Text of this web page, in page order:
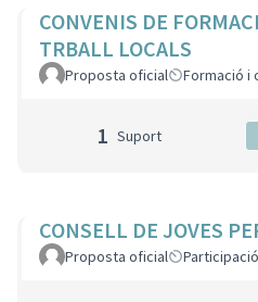
CONVENIS DE
TRBALL LOCALS
Proposta oficial Formació i
1 Suport
CONSELL DE JOVES
Proposta oficial Participació